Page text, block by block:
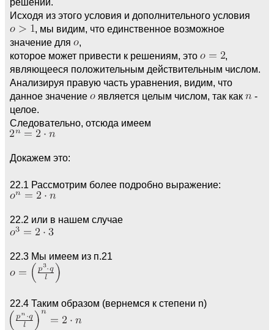
Исходя из этого условия и дополнительного условия
, мы видим, что единственное возможное
значение для
,
которое может привести к решениям, это
,
являющееся положительным действительным числом.
Анализируя правую часть уравнения, видим, что
данное значение
является целым числом, так как
-
целое.
Следовательно, отсюда имеем
Докажем это:
22.1 Рассмотрим более подробно выражение:
22.2 или в нашем случае
22.3 Мы имеем из п.21
22.4 Таким образом (вернемся к степени n)